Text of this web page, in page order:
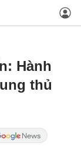
Hành
thủ